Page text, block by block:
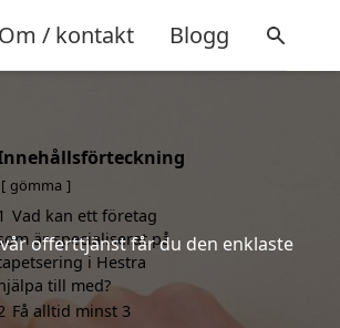
Om / kontakt Blogg
offerttjänst får du den enklaste
gömma
Vad kan ett företag
är specialiserat på
i Hestra
till med?
Få alltid minst 3